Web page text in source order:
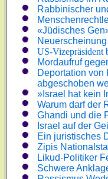
Rabbinischer
«Jüdisches
US-Vizepräsident
Mordaufruf
Deportation
abgeschoben
»Israel hat kein
Warum darf der
Ghandi und die
Israel auf der
Ein juristisches
Zipis
Likud-Politiker
Schwere